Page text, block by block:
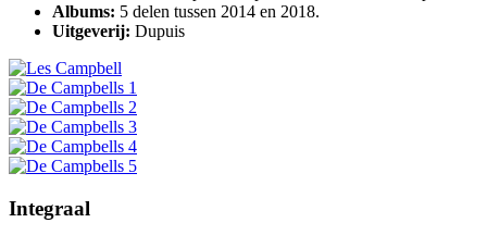
Albums: 5 delen tussen 2014 en 2018.
Uitgeverij: Dupuis
Integraal